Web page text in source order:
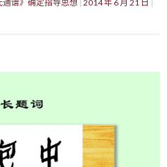
谱》确定指导思想 2014 年 6 月 21 日